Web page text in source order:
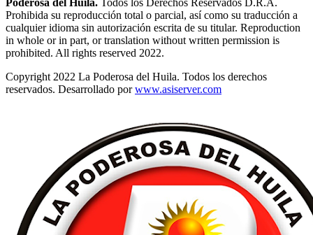
Prohibida su reproducción total o parcial, así como su traducción a
cualquier idioma sin autorización escrita de su titular. Reproduction
in whole or in part, or translation without written permission is
prohibited. All rights reserved 2022.
Copyright 2022 La Poderosa del Huila. Todos los derechos
reservados. Desarrollado porwww.asiserver.com